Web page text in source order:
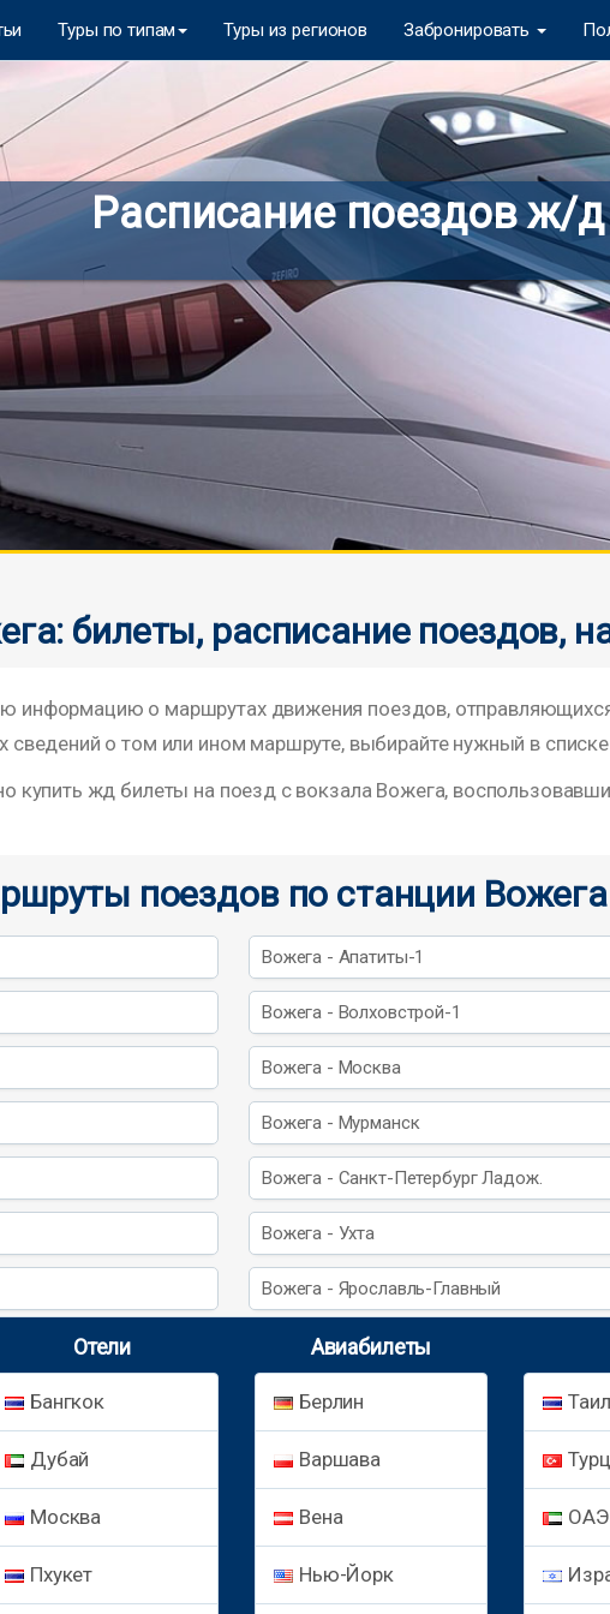
Туры по типам Туры из регионов Забронировать
Расписание поездов ж/
билеты, расписание поездов,
информацию о маршрутах движения поездов,
о том или ином маршруте, выбирайте нужный в списке
купить жд билеты на поезд с вокзала Вожега,
поездов по станции Вожега
Вожега - Апатиты-1
Вожега - Волховстрой-1
Вожега - Москва
Вожега - Мурманск
Вожега - Санкт-Петербург Ладож.
Вожега - Ухта
Вожега - Ярославль-Главный
Отели
Бангкок
Дубай
Москва
Пхукет
Авиабилеты
Берлин
Варшава
Вена
Нью-Йорк
ОАЭ